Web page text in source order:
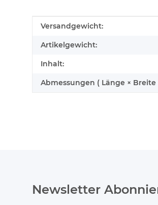
Produkteigenschaft
Wert
Versandgewicht:
Artikelgewicht:
Inhalt:
Abmessungen ( Länge × Breite
Newsletter